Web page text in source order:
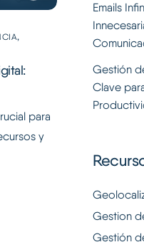
,
para
y
Emails
Gestión
Clave
Gestion
Gestión